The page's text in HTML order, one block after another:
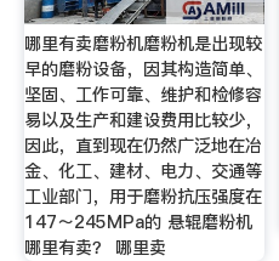
哪里有卖磨粉机磨粉机是出现较
早的磨粉设备，因其构造简单、
坚固、工作可靠、维护和检修容
易以及生产和建设费用比较少，
因此，直到现在仍然广泛地在冶
金、化工、建材、电力、交通等
工业部门，用于磨粉抗压强度在
147～245MPa的 悬辊磨粉机
哪里有卖？ 哪里卖